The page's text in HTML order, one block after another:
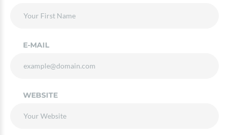
E-MAIL
WEBSITE